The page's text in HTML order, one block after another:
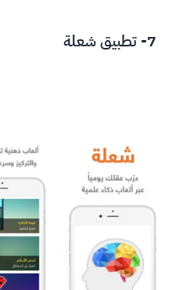
7- تطبيق شعلة